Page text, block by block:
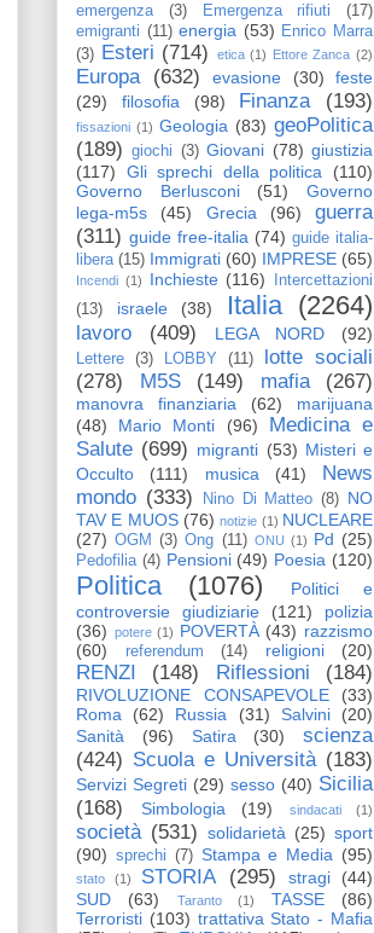
emergenza (3) Emergenza rifiuti
(17)
emigranti (11) energia (53) Enrico Marra
(3) Esteri (714) etica (1) Ettore Zanca (2)
Europa (632) evasione (30)
feste
(29)
filosofia (98) Finanza (193)
fissazioni (1) Geologia (83) geoPolitica
(189)
giochi (3) Giovani (78) giustizia
(117)
Gli sprechi della politica
(110)
Governo Berlusconi
(51)
Governo
lega-m5s
(45) Grecia (96)
guerra
(311) guide free-italia (74) guide italia-
libera (15) Immigrati (60) IMPRESE (65)
Incendi (1) Inchieste (116)
Intercettazioni
(13)
israele (38) Italia (2264)
lavoro (409) LEGA NORD (92)
Lettere (3) LOBBY (11)
lotte sociali
(278)
M5S (149) mafia (267)
manovra finanziaria (62)
marijuana
(48)
Mario Monti (96)
Medicina e
Salute (699) migranti (53) Misteri e
Occulto
(111) musica (41)
News
mondo (333) Nino Di Matteo (8) NO
TAV E MUOS (76) notizie (1) NUCLEARE
(27) OGM (3) Ong (11) ONU (1) Pd (25)
Pedofilia (4) Pensioni (49) Poesia (120)
Politica (1076)
Politici e
controversie giudiziarie
(121)
polizia
(36) potere (1) POVERTÀ (43) razzismo
(60)
referendum (14) religioni (20)
RENZI (148) Riflessioni (184)
RIVOLUZIONE CONSAPEVOLE
(33)
Roma
(62) Russia (31) Salvini
(20)
Sanità
(96) Satira (30)
scienza
(424) Scuola e Università (183)
Servizi Segreti (29) sesso (40) Sicilia
(168)
Simbologia (19) sindacati (1)
società (531) solidarietà (25) sport
(90) sprechi (7) Stampa e Media (95)
stato (1) STORIA (295) stragi
(44)
SUD
(63) Taranto (1) TASSE
(86)
Terroristi (103) trattativa Stato - Mafia